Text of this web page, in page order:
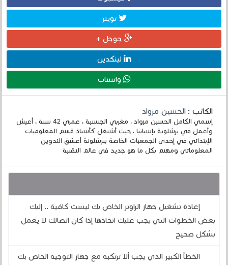
تويتر
جوجل +
لينكدين
واتساب
الكاتب :الحسين مزواد
إسمي الكامل الحسين مزواد ، مغربي الجنسية ، عمري 42 سنة ، أعيش
وأعمل في برشلونة بإسبانيا ، حيث أشتغل كأستاذ قسم المعلوميات
الإبتدائي في إحدى الجمعيات الخاصة ببرشلونة أعشق التدوين
المعلوماتي ومهتم بكل ما هو جديد في عالم التقنية
إعادة تشغيل جهاز الراوتر الخاص بك ليست كافية .. إليك
بعض الخطوات التي يجب عليك اتخاذها إذا كان اتصالك لا يعمل
بشكل صحيح
الخطأ الكبير الذي يجب ألا ترتكبه مع جهاز التوجيه الخاص بك